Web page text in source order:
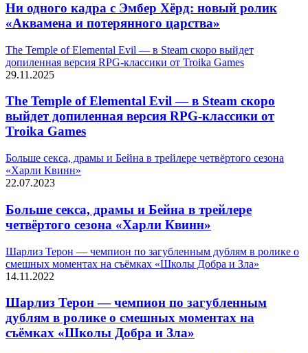
Ни одного кадра с Эмбер Хёрд: новый ролик
«Аквамена и потерянного царства»
The Temple of Elemental Evil — в Steam скоро выйдет
допиленная версия RPG-классики от Troika Games
29.11.2025
The Temple of Elemental Evil — в Steam скоро
выйдет допиленная версия RPG-классики от
Troika Games
Больше секса, драмы и Бейна в трейлере четвёртого сезона
«Харли Квинн»
22.07.2023
Больше секса, драмы и Бейна в трейлере
четвёртого сезона «Харли Квинн»
Шарлиз Терон — чемпион по загубленным дублям в ролике о
смешных моментах на съёмках «Школы Добра и Зла»
14.11.2022
Шарлиз Терон — чемпион по загубленным
дублям в ролике о смешных моментах на
съёмках «Школы Добра и Зла»